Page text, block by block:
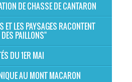
DE CHASSE DE CANTARON
ET LES PAYSAGES RACONTENT
PAILLONS"
DU 1ER MAI
AU MONT MACARON